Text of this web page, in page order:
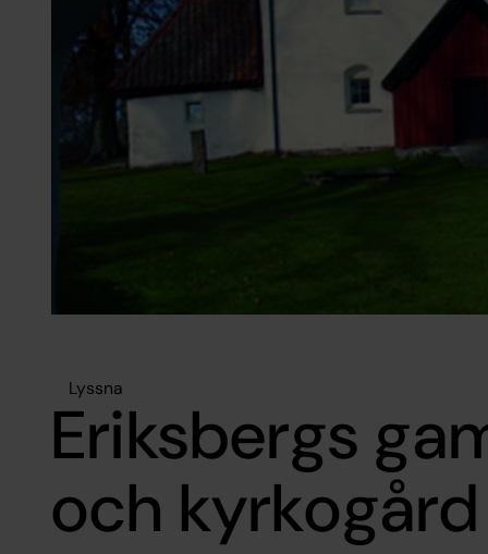
Lyssna
Eriksbergs
och kyrkogård